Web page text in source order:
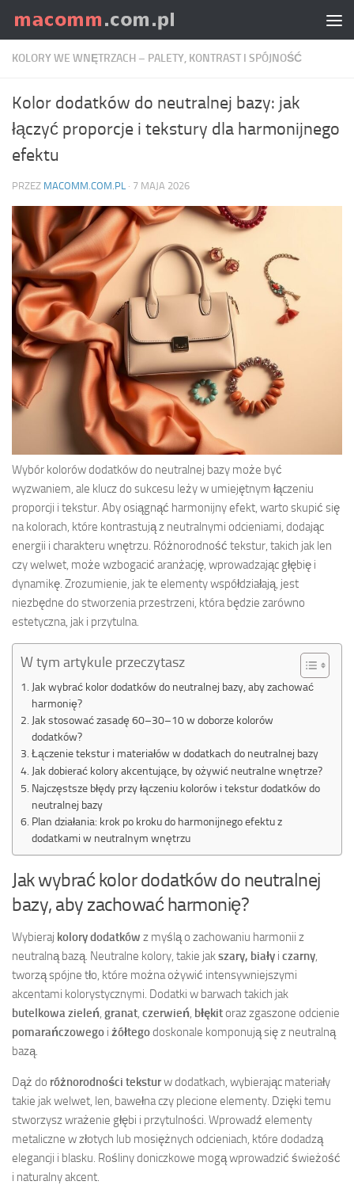
Skip to content
KOLORY WE WNĘTRZACH – PALETY, KONTRAST I SPÓJNOŚĆ
Kolor dodatków do neutralnej bazy: jak
łączyć proporcje i tekstury dla harmonijnego
efektu
PRZEZ MACOMM.COM.PL · 7 MAJA 2026
Wybór kolorów dodatków do neutralnej bazy może być
wyzwaniem, ale klucz do sukcesu leży w umiejętnym łączeniu
proporcji i tekstur. Aby osiągnąć harmonijny efekt, warto skupić się
na kolorach, które kontrastują z neutralnymi odcieniami, dodając
energii i charakteru wnętrzu. Różnorodność tekstur, takich jak len
czy welwet, może wzbogacić aranżację, wprowadzając głębię i
dynamikę. Zrozumienie, jak te elementy współdziałają, jest
niezbędne do stworzenia przestrzeni, która będzie zarówno
estetyczna, jak i przytulna.
W tym artykule przeczytasz
Jak wybrać kolor dodatków do neutralnej bazy, aby zachować
harmonię?
Jak stosować zasadę 60–30–10 w doborze kolorów
dodatków?
Łączenie tekstur i materiałów w dodatkach do neutralnej bazy
Jak dobierać kolory akcentujące, by ożywić neutralne wnętrze?
Najczęstsze błędy przy łączeniu kolorów i tekstur dodatków do
neutralnej bazy
Plan działania: krok po kroku do harmonijnego efektu z
dodatkami w neutralnym wnętrzu
Jak wybrać kolor dodatków do neutralnej
bazy, aby zachować harmonię?
Wybieraj kolory dodatków z myślą o zachowaniu harmonii z
neutralną bazą. Neutralne kolory, takie jakszary, biały i czarny
tworzą spójne tło, które można ożywić intensywniejszymi
akcentami kolorystycznymi. Dodatki w barwach takich jak
butelkowa zieleń granat czerwień błękitoraz zgaszone odcienie
pomarańczowego i żółtegodoskonale komponują się z neutralną
bazą.
Dąż do różnorodności teksturw dodatkach, wybierając materiały
takie jak welwet, len, bawełna czy plecione elementy. Dzięki temu
stworzysz wrażenie głębi i przytulności. Wprowadź elementy
metaliczne w złotych lub mosiężnych odcieniach, które dodadzą
elegancji i blasku. Rośliny doniczkowe mogą wprowadzić świeżość
i naturalny akcent.